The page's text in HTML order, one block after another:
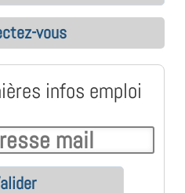
vous
infos emploi